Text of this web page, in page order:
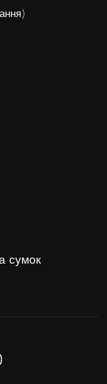
сумок